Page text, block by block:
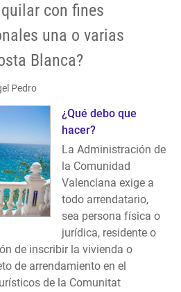
con fines
una o varias
Blanca?
Pedro
¿Qué debo que
hacer?
La Administración de
la Comunidad
Valenciana exige a
todo arrendatario,
sea persona física o
jurídica, residente o
de inscribir la vivienda o
de arrendamiento en el
de la Comunitat